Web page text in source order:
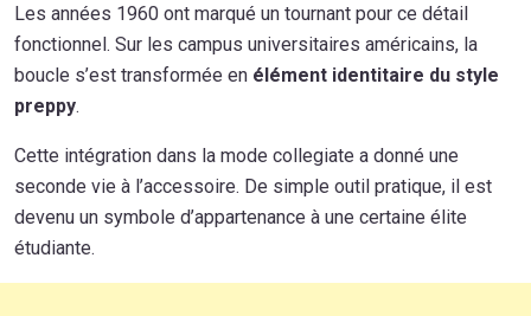
Les années 1960 ont marqué un tournant pour ce détail
fonctionnel. Sur les campus universitaires américains, la
boucle s’est transformée en élément identitaire du style
preppy.
Cette intégration dans la mode collegiate a donné une
seconde vie à l’accessoire. De simple outil pratique, il est
devenu un symbole d’appartenance à une certaine élite
étudiante.